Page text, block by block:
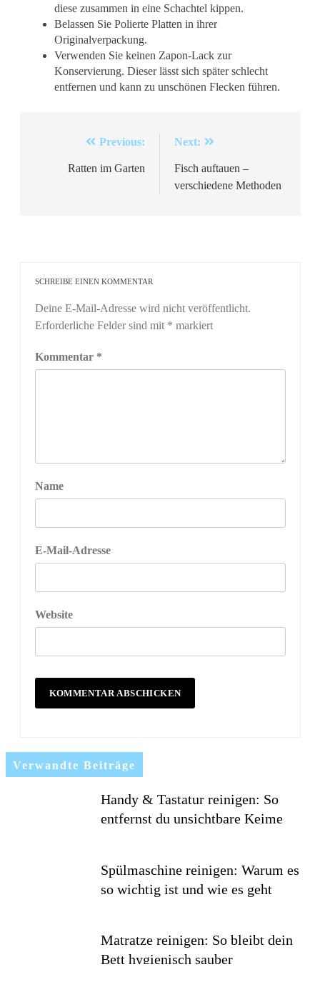
diese zusammen in eine Schachtel kippen.
Belassen Sie Polierte Platten in ihrer
Originalverpackung.
Verwenden Sie keinen Zapon-Lack zur
Konservierung. Dieser lässt sich später schlecht
entfernen und kann zu unschönen Flecken führen.
Beitragsnavigation
Previous:
Ratten im Garten
Next:
Fisch auftauen –
verschiedene Methoden
SCHREIBE EINEN KOMMENTAR
Deine E-Mail-Adresse wird nicht veröffentlicht.
Erforderliche Felder sind mit * markiert
Kommentar *
Name
E-Mail-Adresse
Website
Verwandte Beiträge
Handy & Tastatur reinigen: So
entfernst du unsichtbare Keime
Spülmaschine reinigen: Warum es
so wichtig ist und wie es geht
Matratze reinigen: So bleibt dein
Bett hygienisch sauber